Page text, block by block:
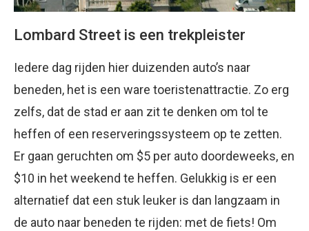
Lombard Street is een trekpleister
Iedere dag rijden hier duizenden auto’s naar
beneden, het is een ware toeristenattractie. Zo erg
zelfs, dat de stad er aan zit te denken om tol te
heffen of een reserveringssysteem op te zetten.
Er gaan geruchten om $5 per auto doordeweeks, en
$10 in het weekend te heffen. Gelukkig is er een
alternatief dat een stuk leuker is dan langzaam in
de auto naar beneden te rijden: met de fiets! Om